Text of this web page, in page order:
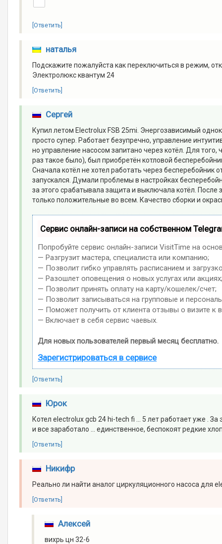
[Ответить]
наталья
Подскажите пожалуйста как переключиться в режим,
Электролюкс квантум 24
[Ответить]
Сергей
Купил летом Electrolux FSB 25mi. Энергозависимый
просто супер. Работает безупречно, управление
но управление насосом запитано через котёл. Для
раз такое было), был приобретён котловой
Сначала котёл не хотел работать через бесперебойник
запускался. Думали проблемы в настройках
за этого срабатывала защита и выключала котёл.
только положительные во всем. Качество сборки и
Сервис онлайн-записи на собственном
Попробуйте сервис онлайн-записи VisitTime на
— Разгрузит мастера, специалиста или компанию;
— Позволит гибко управлять расписанием и
— Разошлет оповещения о новых услугах или
— Позволит принять оплату на карту/кошелек/счет;
— Позволит записываться на групповые и
— Поможет получить от клиента отзывы о визите к
— Включает в себя сервис чаевых.
Для новых пользователей первый месяц бесплатно.
Зарегистрироваться в сервисе
[Ответить]
Юрок
Котел electrolux gcb 24 hi-tech fi ... 5 лет работает уже .
и все заработало ... единственное, беспокоят редкие
[Ответить]
Никифр
Реально ли найти аналог циркуляционного насоса для
[Ответить]
Алексей
вихрь цн 32-6